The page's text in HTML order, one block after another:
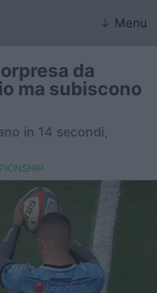
↓ Menu
da
ma subiscono
in 14 secondi,